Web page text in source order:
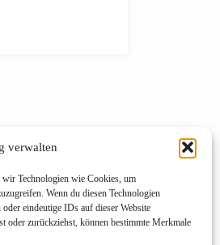
verwalten
Technologien wie Cookies, um
Wenn du diesen Technologien
eindeutige IDs auf dieser Website
oder zurückziehst, können bestimmte Merkmale